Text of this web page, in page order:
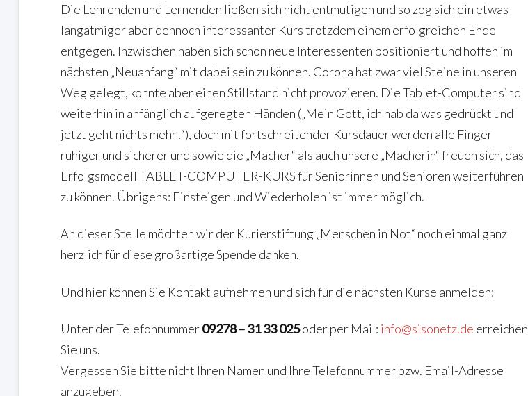
Die Lehrenden und Lernenden ließen sich nicht entmutigen und so zog sich ein etwas
langatmiger aber dennoch interessanter Kurs trotzdem einem erfolgreichen Ende
entgegen. Inzwischen haben sich schon neue Interessenten positioniert und hoffen im
nächsten „Neuanfang“ mit dabei sein zu können. Corona hat zwar viel Steine in unseren
Weg gelegt, konnte aber einen Stillstand nicht provozieren. Die Tablet-Computer sind
weiterhin in anfänglich aufgeregten Händen („Mein Gott, ich hab da was gedrückt und
jetzt geht nichts mehr!“), doch mit fortschreitender Kursdauer werden alle Finger
ruhiger und sicherer und sowie die „Macher“ als auch unsere „Macherin“ freuen sich, das
Erfolgsmodell TABLET-COMPUTER-KURS für Seniorinnen und Senioren weiterführen
zu können. Übrigens: Einsteigen und Wiederholen ist immer möglich.
An dieser Stelle möchten wir der Kurierstiftung „Menschen in Not“ noch einmal ganz
herzlich für diese großartige Spende danken.
Und hier können Sie Kontakt aufnehmen und sich für die nächsten Kurse anmelden:
Unter der Telefonnummer09278 – 31 33 025oder per Mail: info@sisonetz.de erreichen
Sie uns.
Vergessen Sie bitte nicht Ihren Namen und Ihre Telefonnummer bzw. Email-Adresse
anzugeben.